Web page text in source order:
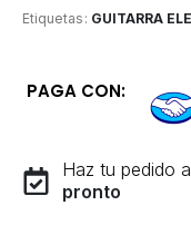
Etiquetas: GUITARRA
PAGA CON:
Haz tu pedido
pronto